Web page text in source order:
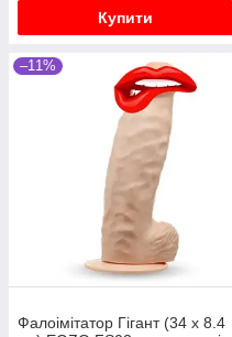
Купити
–11%
Фалоімітатор Гігант (34 х 8.4